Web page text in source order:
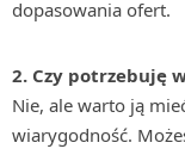
dopasowania ofert.
2. Czy potrzebuję
Nie, ale warto ją
wiarygodność.